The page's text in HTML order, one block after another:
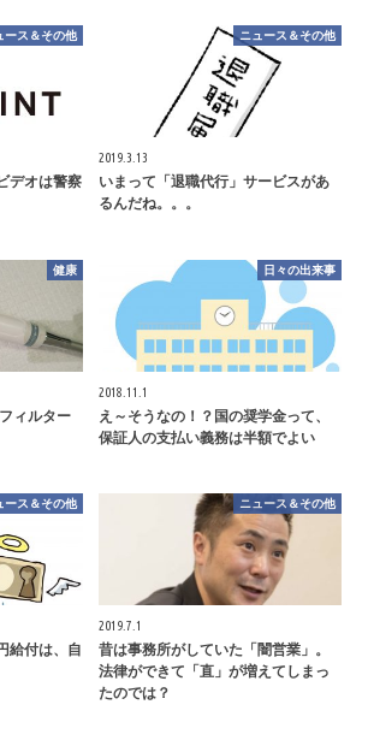
ース＆その他
デオは警察
ニュース＆その他
2019.3.13
いまって「退職代行」サービスがあ
るんだね。。。
健康
ィルター
日々の出来事
2018.11.1
え～そうなの！？国の奨学金って、
保証人の支払い義務は半額でよい
ース＆その他
給付は、自
ニュース＆その他
2019.7.1
昔は事務所がしていた「闇営業」。
法律ができて「直」が増えてしまっ
たのでは？